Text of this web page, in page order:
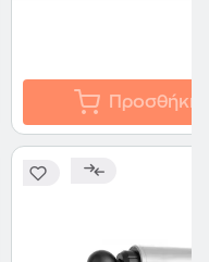
Προσθήκη